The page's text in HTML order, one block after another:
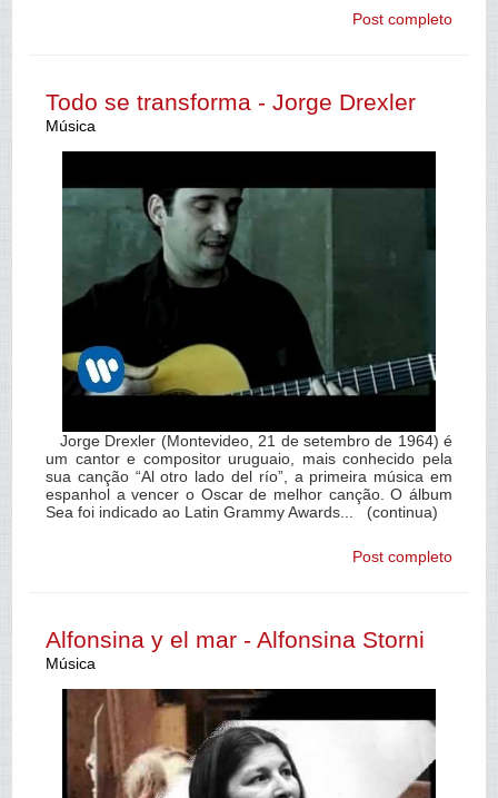
Post completo
Todo se transforma - Jorge Drexler
Música
Jorge Drexler (Montevideo, 21 de setembro de 1964) é
um cantor e compositor uruguaio, mais conhecido pela
sua canção “Al otro lado del río”, a primeira música em
espanhol a vencer o Oscar de melhor canção. O álbum
Sea foi indicado ao Latin Grammy Awards... (continua)
Post completo
Alfonsina y el mar - Alfonsina Storni
Música